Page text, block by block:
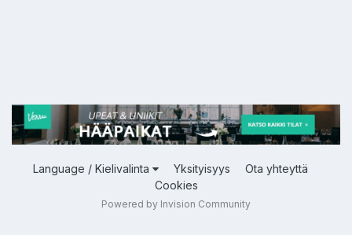
Language / Kielivalinta Yksityisyys
Ota yhteyttä
Cookies
Powered by Invision Community